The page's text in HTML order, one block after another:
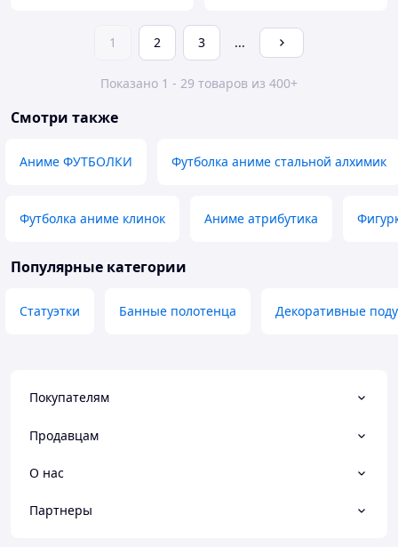
1 2 3 ...
Показано 1 - 29 товаров из 400+
Смотри также
Аниме ФУТБОЛКИ Футболка аниме стальной алхимик
Футболка аниме клинок Аниме атрибутика
Популярные категории
Статуэтки Банные полотенца Декоративные
Покупателям
Продавцам
О нас
Партнеры